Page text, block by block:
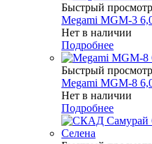
Быстрый просмотр
Megami MGM-3
Нет в наличии
Подробнее
Быстрый просмотр
Megami MGM-8
Нет в наличии
Подробнее